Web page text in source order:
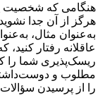
هنگامی که شخصیت
هرگز از آن جدا
به‌عنوان مثال،
عاقلانه رفتار
ریسک‌پذیری شما را
مطلوب و
را از پرسیدن